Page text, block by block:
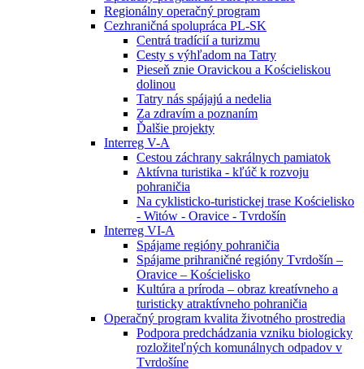
Regionálny operačný program
Cezhraničná spolupráca PL-SK
Centrá tradícií a turizmu
Cesty s výhľadom na Tatry
Pieseň znie Oravickou a Kościeliskou
dolinou
Tatry nás spájajú a nedelia
Za zdravím a poznaním
Ďalšie projekty
Interreg V-A
Cestou záchrany sakrálnych pamiatok
Aktívna turistika - kľúč k rozvoju
pohraničia
Na cyklisticko-turistickej trase Kościelisko
- Witów - Oravice - Tvrdošín
Interreg VI-A
Spájame regióny pohraničia
Spájame prihraničné regióny Tvrdošín –
Oravice – Kościelisko
Kultúra a príroda – obraz kreatívneho a
turisticky atraktívneho pohraničia
Operačný program kvalita životného prostredia
Podpora predchádzania vzniku biologicky
rozložiteľných komunálnych odpadov v
Tvrdošíne